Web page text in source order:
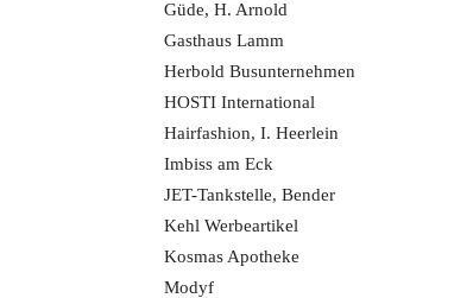
Güde, H. Arnold
Gasthaus Lamm
Herbold Busunternehmen
HOSTI International
Hairfashion, I. Heerlein
Imbiss am Eck
JET-Tankstelle, Bender
Kehl Werbeartikel
Kosmas Apotheke
Modyf